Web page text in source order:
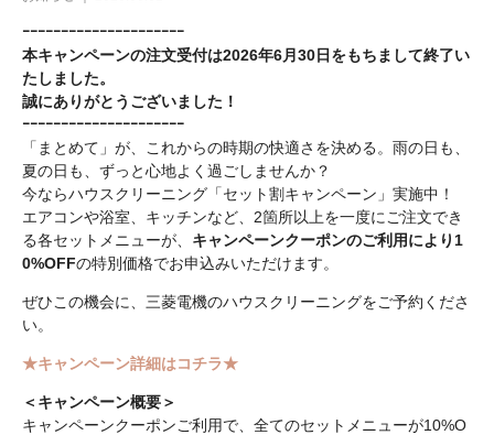
ｰｰｰｰｰｰｰｰｰｰｰｰｰｰｰｰｰｰｰｰｰ
本キャンペーンの注文受付は2026年6月30日をもちまして終了い
たしました。
誠にありがとうございました！
ｰｰｰｰｰｰｰｰｰｰｰｰｰｰｰｰｰｰｰｰｰ
「まとめて」が、これからの時期の快適さを決める。雨の日も、
夏の日も、ずっと心地よく過ごしませんか？
今ならハウスクリーニング「セット割キャンペーン」実施中！
エアコンや浴室、キッチンなど、2箇所以上を一度にご注文でき
る各セットメニューが、 キャンペーンクーポンのご利用により1
0%OFFの特別価格でお申込みいただけます。
ぜひこの機会に、三菱電機のハウスクリーニングをご予約くださ
い。
★キャンペーン詳細はコチラ★
＜キャンペーン概要＞
キャンペーンクーポンご利用で、全てのセットメニューが10%O